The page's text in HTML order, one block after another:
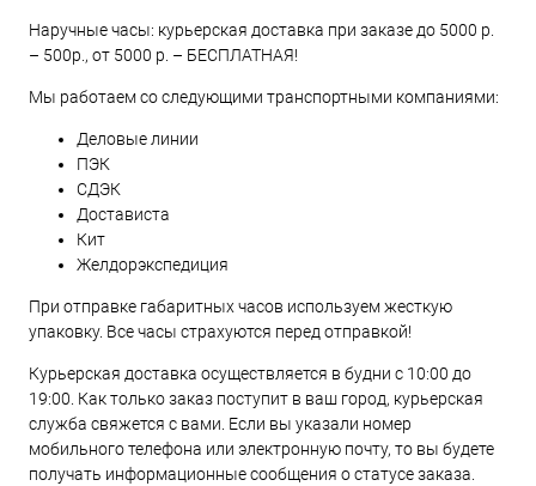
Наручные часы: курьерская доставка при заказе до 5000 р.
– 500р., от 5000 р. – БЕСПЛАТНАЯ!
Мы работаем со следующими транспортными компаниями:
Деловые линии
ПЭК
СДЭК
Достависта
Кит
Желдорэкспедиция
При отправке габаритных часов используем жесткую
упаковку. Все часы страхуются перед отправкой!
Курьерская доставка осуществляется в будни с 10:00 до
19:00. Как только заказ поступит в ваш город, курьерская
служба свяжется с вами. Если вы указали номер
мобильного телефона или электронную почту, то вы будете
получать информационные сообщения о статусе заказа.